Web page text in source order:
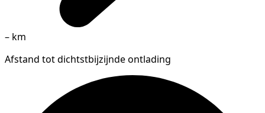
– km
Afstand tot dichtstbijzijnde ontlading